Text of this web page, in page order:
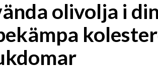
olivolja i